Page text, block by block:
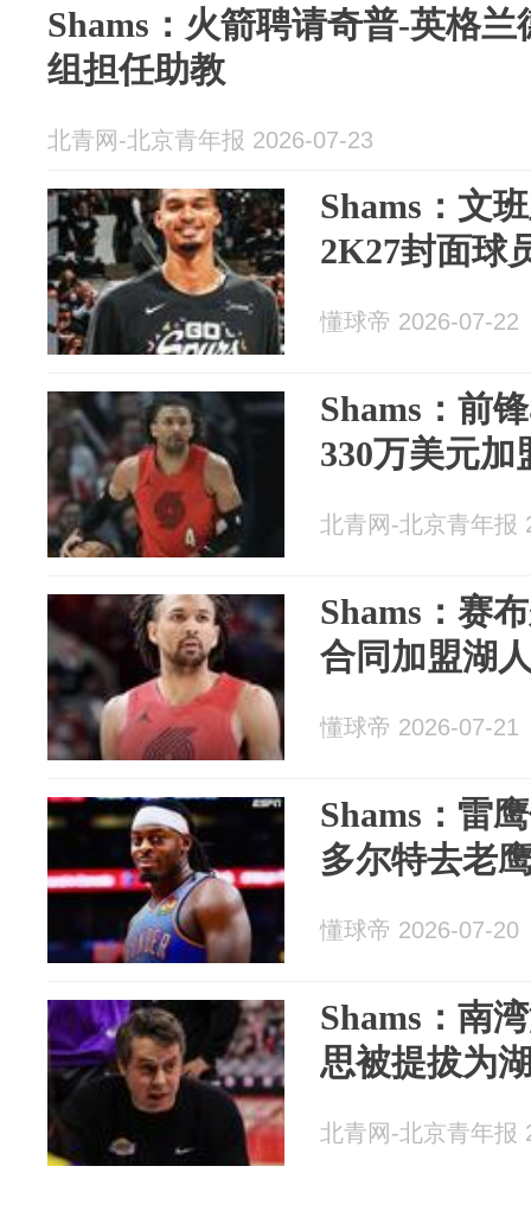
Shams：火箭聘请奇普-英格
组担任助教
北青网-北京青年报 2026-07-23
Shams：文
2K27封面球
懂球帝 2026-07-22
Shams：前
330万美元加
北青网-北京青年报
Shams：赛
合同加盟湖
懂球帝 2026-07-21
Shams：雷
多尔特去老
懂球帝 2026-07-20
Shams：南
思被提拔为
北青网-北京青年报